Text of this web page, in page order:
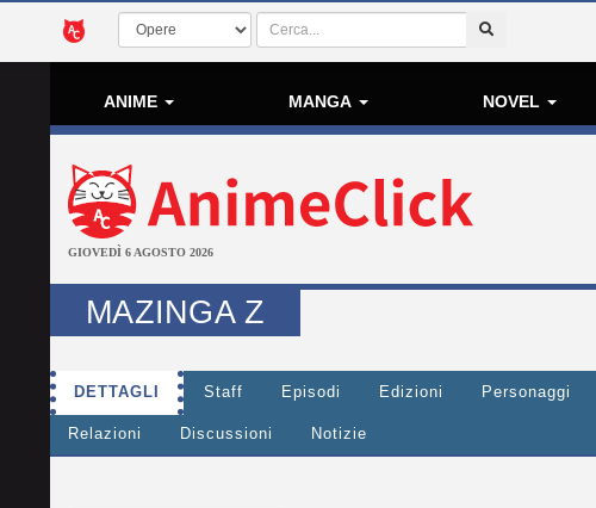
ANIME MANGA NOVEL
GIOVEDÌ 6 AGOSTO 2026
MAZINGA Z
DETTAGLI Staff Episodi Edizioni Personaggi
Relazioni Discussioni Notizie